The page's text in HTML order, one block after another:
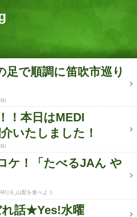
足で順調に笛吹市巡り
！本日はMEDI
いたしました！
ケ！「たべるJAん や
6_山梨を食べよう
話★Yes!水曜